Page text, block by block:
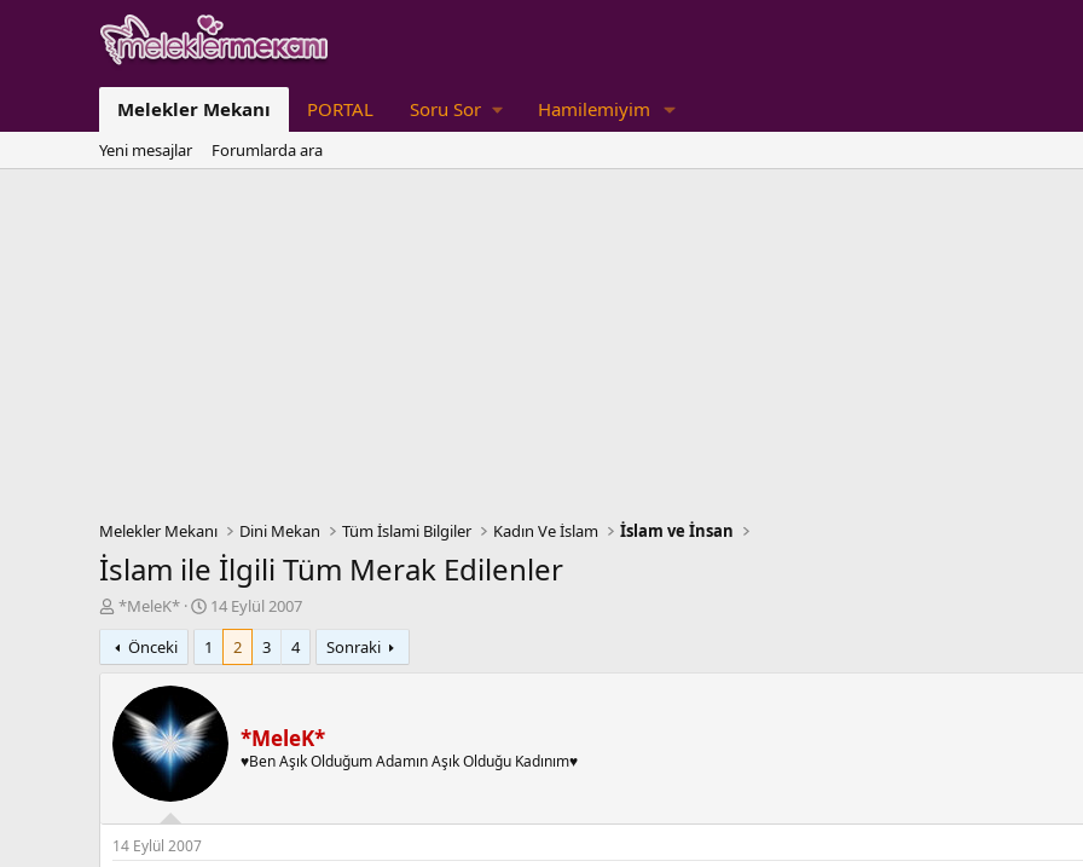
Melekler Mekanı PORTAL Soru Sor Hamilemiyim
Yeni mesajlar Forumlarda ara
Melekler Mekanı Dini Mekan Tüm İslami Bilgiler Kadın Ve İslam İslam ve İnsan
İslam ile İlgili Tüm Merak Edilenler
K
o
n
b
y
a
l
a
*MeleK*
B
a
ş
l
n
ç
a
14 Eylül 2007
Önceki
1 2 3 4 Sonraki
*MeleK*
♥Ben Aşık Olduğum Adamın Aşık Olduğu Kadınım♥
14 Eylül 2007